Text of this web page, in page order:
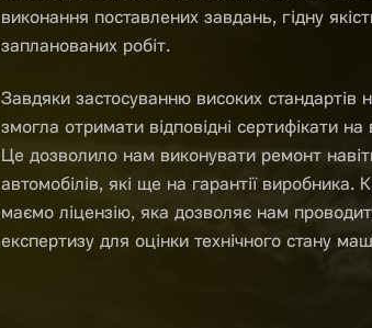
виконання поставлених завдань, гідну
запланованих робіт.
Завдяки застосуванню високих стандартів
змогла отримати відповідні сертифікати на
Це дозволило нам виконувати ремонт
автомобілів, які ще на гарантії виробника.
маємо ліцензію, яка дозволяє нам
експертизу для оцінки технічного стану